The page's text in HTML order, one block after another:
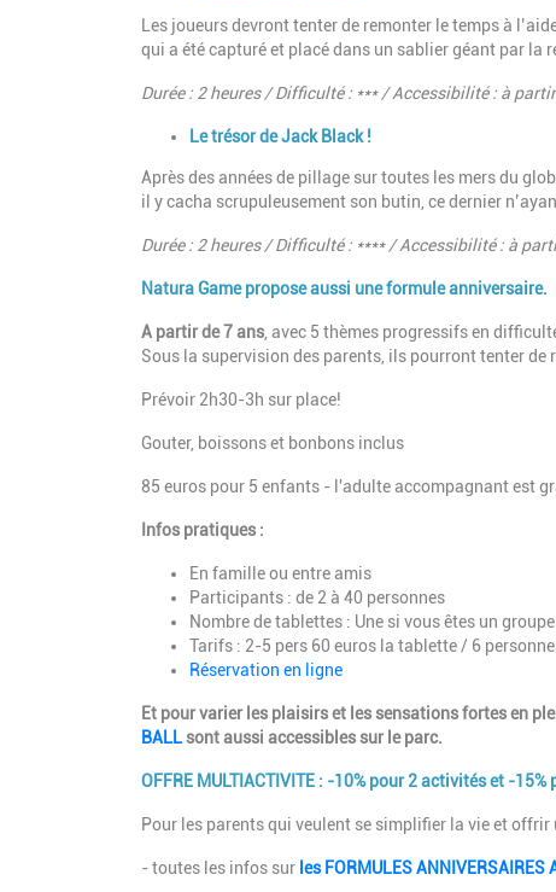
Les joueurs devront tenter de remonter le temps à
qui a été capturé et placé dans un sablier géant par la
Durée : 2 heures / Difficulté : *** / Accessibilité : à
Le trésor de Jack Black !
Après des années de pillage sur toutes les mers du
il y cacha scrupuleusement son butin, ce dernier
Durée : 2 heures / Difficulté : **** / Accessibilité : à
Natura Game propose aussi une formule anniversaire.
A partir de 7 ans, avec 5 thèmes progressifs en
Sous la supervision des parents, ils pourront tenter de
Prévoir 2h30-3h sur place!
Gouter, boissons et bonbons inclus
85 euros pour 5 enfants - l'adulte accompagnant est
Infos pratiques :
En famille ou entre amis
Participants : de 2 à 40 personnes
Nombre de tablettes : Une si vous êtes un
Tarifs : 2-5 pers 60 euros la tablette / 6
Réservation en ligne
Et pour varier les plaisirs et les sensations fortes en
BALLsont aussi accessibles sur le parc.
OFFRE MULTIACTIVITE : -10% pour 2 activités et -
Pour les parents qui veulent se simplifier la vie et
- toutes les infos sur les FORMULES ANNIVERSAIRES